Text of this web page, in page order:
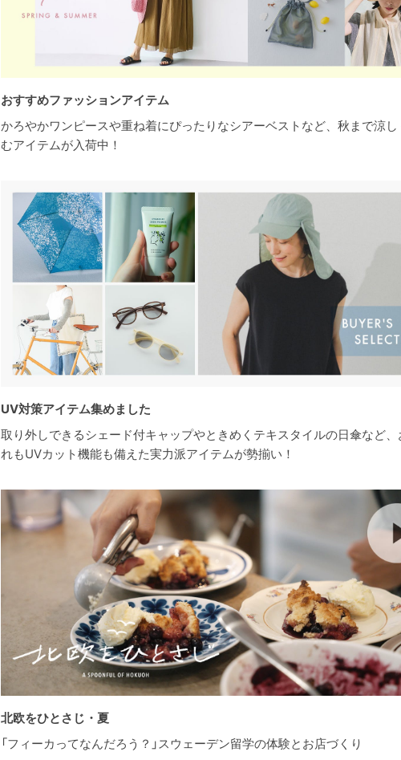
おすすめファッションアイテム
かろやかワンピースや重ね着にぴったりなシアーベストなど、秋まで涼し
むアイテムが入荷中！
UV対策アイテム集めました
取り外しできるシェード付キャップやときめくテキスタイルの日傘など、
れもUVカット機能も備えた実力派アイテムが勢揃い！
北欧をひとさじ・夏
「フィーカってなんだろう？」スウェーデン留学の体験とお店づくり